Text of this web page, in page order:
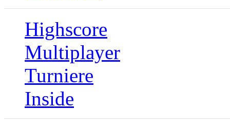
Highscore
Multiplayer
Turniere
Inside